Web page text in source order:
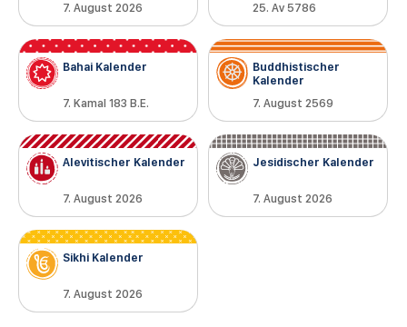
7. August 2026
25. Av 5786
Bahai Kalender
7. Kamal 183 B.E.
Buddhistischer
Kalender
7. August 2569
Alevitischer Kalender
7. August 2026
Jesidischer Kalender
7. August 2026
Sikhi Kalender
7. August 2026